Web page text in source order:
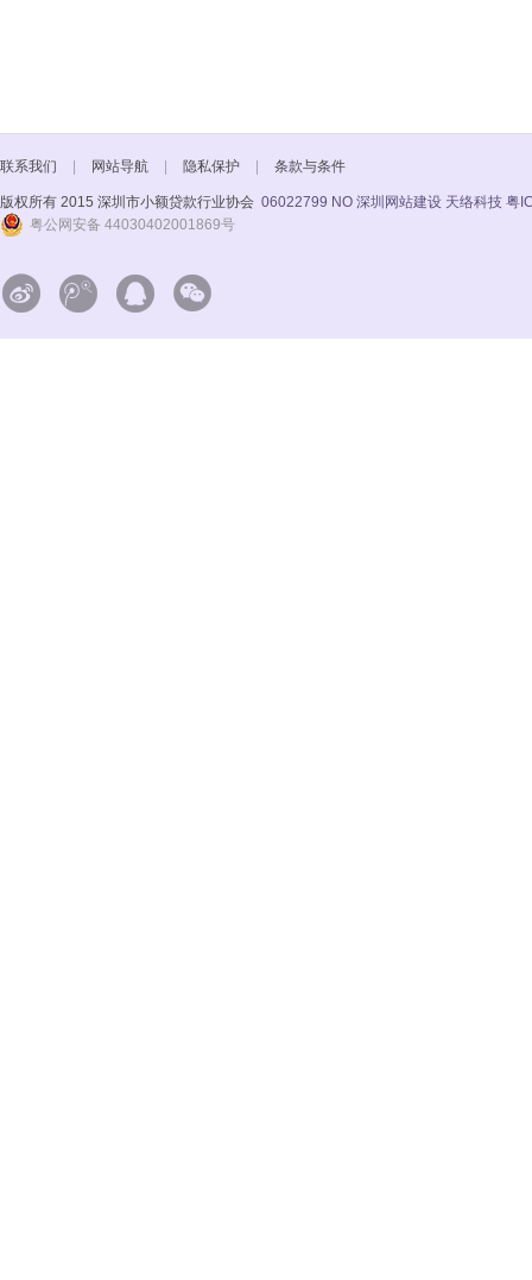
联系我们 网站导航 隐私保护 条款与条件
版权所有 2015 深圳市小额贷款行业协会 06022799 NO 深圳网站建设 天络科技 粤
粤公网安备 44030402001869号
   